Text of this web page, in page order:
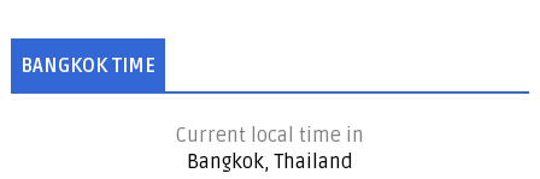
BANGKOK TIME
Current local time in
Bangkok, Thailand